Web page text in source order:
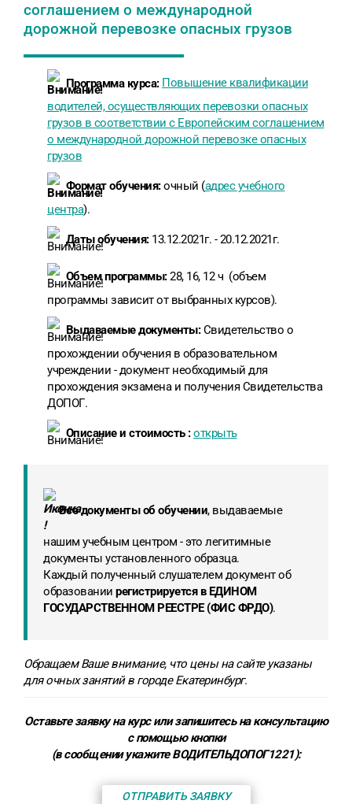
соглашением о международной
дорожной перевозке опасных грузов
Программа курса: Повышение квалификации
водителей, осуществляющих перевозки опасных
грузов в соответствии с Европейским соглашением
о международной дорожной перевозке опасных
грузов
Формат обучения:очный (адрес учебного
центра).
Даты обучения:13.12.2021г. - 20.12.2021г.
Объем программы:28, 16, 12 ч (объем
программы зависит от выбранных курсов).
Выдаваемые документы:Свидетельство о
прохождении обучения в образовательном
учреждении - документ необходимый для
прохождения экзамена и получения Свидетельства
ДОПОГ.
Описание и стоимость :открыть
Все документы об обучении, выдаваемые
нашим учебным центром - это легитимные
документы установленного образца.
Каждый полученный слушателем документ об
образовании регистрируется в ЕДИНОМ
ГОСУДАРСТВЕННОМ РЕЕСТРЕ (ФИС ФРДО).
Обращаем Ваше внимание, что цены на сайте указаны
для очных занятий в городе Екатеринбург.
Оставьте заявку на курс или запишитесь на консультацию
с помощью кнопки
(в сообщении укажите ВОДИТЕЛЬДОПОГ1221):
ОТПРАВИТЬ ЗАЯВКУ